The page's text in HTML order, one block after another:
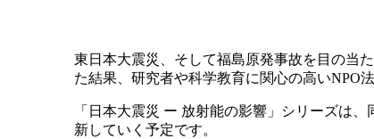
東日本大震災、そして福島原発事故を目の当
た結果、研究者や科学教育に関心の高いNPO
「日本大震災 ー 放射能の影響」シリーズは
新していく予定です。